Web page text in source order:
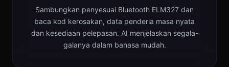
Sambungkan penyesuai Bluetooth ELM327 dan
baca kod kerosakan, data penderia masa nyata
dan kesediaan pelepasan. AI menjelaskan segala-
galanya dalam bahasa mudah.